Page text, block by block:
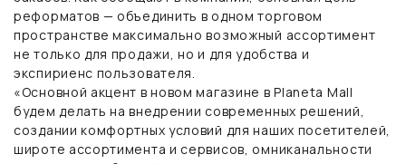
реформатов — объединить в одном торговом
пространстве максимально возможный ассортимент
не только для продажи, но и для удобства и
экспириенс пользователя.
«Основной акцент в новом магазине в Planeta Mall
будем делать на внедрении современных решений,
создании комфортных условий для наших посетителей,
широте ассортимента и сервисов, омниканальности